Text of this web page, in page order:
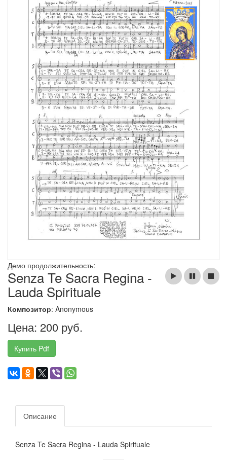
Демо продолжительность:
Senza Te Sacra Regina -
Lauda Spirituale
Композитор: Anonymous
Цена: 200 руб.
Купить Pdf
Описание
Senza Te Sacra Regina - Lauda Spirituale